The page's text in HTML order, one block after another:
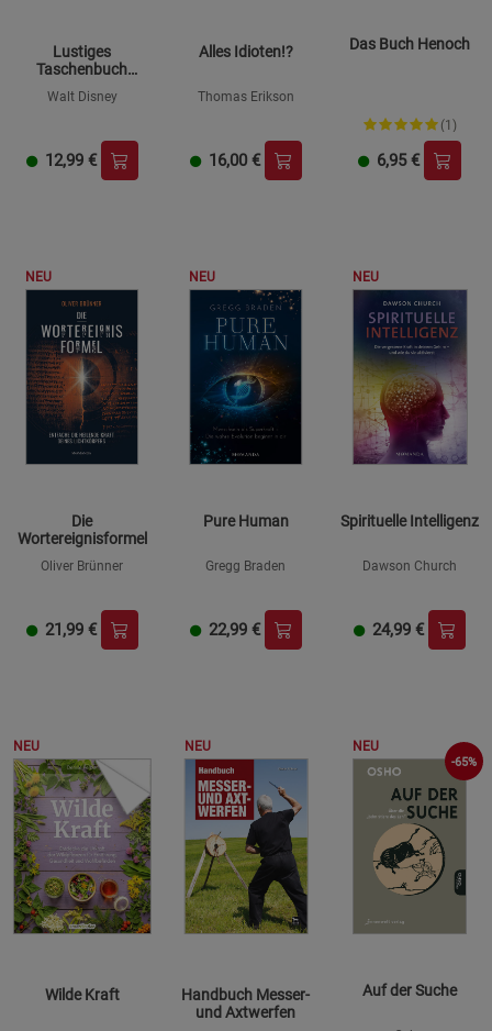
Lustiges
Taschenbuch
Walt Disney
12,99 €
Alles Idioten!?
Thomas Erikson
16,00 €
Das Buch Henoch
(1)
6,95 €
NEU
Die
Wortereignisformel
Oliver Brünner
21,99 €
NEU
Pure Human
Gregg Braden
22,99 €
NEU
Spirituelle Intelligenz
Dawson Church
24,99 €
NEU
Wilde Kraft
NEU
Handbuch Messer-
und Axtwerfen
NEU
-65%
Auf der Suche